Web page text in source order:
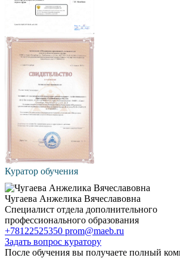
Куратор обучения
Чугаева Анжелика Вячеславовна
Специалист отдела дополнительного
профессионального образования
+78122525350 prom@maeb.ru
Задать вопрос куратору
После обучения вы получаете полный